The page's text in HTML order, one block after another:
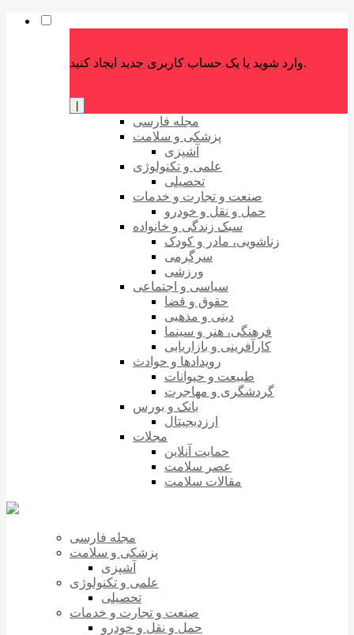
وارد شوید یا یک حساب کاربری جدید ایجاد کنید.
مجله فارسی
پزشکی و سلامت
آشپزی
علمی و تکنولوژی
تحصیلی
صنعت و تجارت و خدمات
حمل و نقل و خودرو
سبک زندگی و خانواده
زناشویی، مادر و کودک
سرگرمی
ورزشی
سیاسی و اجتماعی
حقوق و قضا
دینی و مذهبی
فرهنگی، هنر و سینما
کارآفرینی و بازاریابی
رویدادها و حوادث
طبیعت و حیوانات
گردشگری و مهاجرت
بانک و بورس
ارزدیجیتال
مجلات
حمایت آنلاین
عصر سلامت
مقالات سلامت
مجله فارسی
پزشکی و سلامت
آشپزی
علمی و تکنولوژی
تحصیلی
صنعت و تجارت و خدمات
حمل و نقل و خودرو